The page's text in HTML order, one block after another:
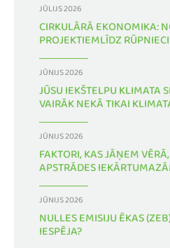
JŪLIJS 2026
CIRKULĀRĀ EKONOMIKA:
PROJEKTIEMLĪDZ
JŪNIJS 2026
JŪSU IEKŠTELPU KLIMATA
VAIRĀK NEKĀ TIKAI
JŪNIJS 2026
FAKTORI, KAS JĀŅEM
APSTRĀDES
JŪNIJS 2026
NULLES EMISIJU ĒKAS
IESPĒJA?